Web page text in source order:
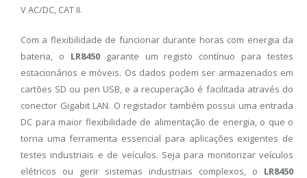
V AC/DC, CAT II.
Com a flexibilidade de funcionar durante horas com energia da
bateria, o LR8450garante um registo contínuo para testes
estacionários e móveis. Os dados podem ser armazenados em
cartões SD ou pen USB, e a recuperação é facilitada através do
conector Gigabit LAN. O registador também possui uma entrada
DC para maior flexibilidade de alimentação de energia, o que o
torna uma ferramenta essencial para aplicações exigentes de
testes industriais e de veículos. Seja para monitorizar veículos
elétricos ou gerir sistemas industriais complexos, o LR8450